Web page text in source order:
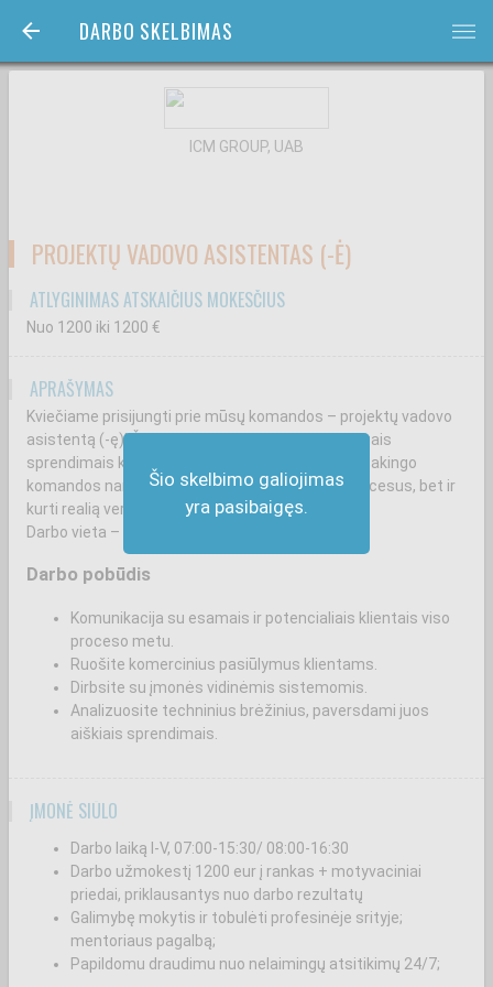
DARBO SKELBIMAS bars
Šio skelbimo galiojimas
yra pasibaigęs.
ICM GROUP, UAB
PROJEKTŲ VADOVO ASISTENTAS (-Ė)
ATLYGINIMAS ATSKAIČIUS MOKESČIUS
Nuo 1200 iki 1200 €
APRAŠYMAS
Kviečiame prisijungti prie mūsų komandos – projektų vadovo
asistentą (-ę)! Čia techninės žinios virsta vertingais
sprendimais klientams! Ieškome kruopštaus, atsakingo
komandos nario, kuri nori ne tik administruoti procesus, bet ir
kurti realią vertę klientui.
Darbo vieta – Naujoji Vilnia, Vilnius.
Darbo pobūdis
Komunikacija su esamais ir potencialiais klientais viso
proceso metu.
Ruošite komercinius pasiūlymus klientams.
Dirbsite su įmonės vidinėmis sistemomis.
Analizuosite techninius brėžinius, paversdami juos
aiškiais sprendimais.
ĮMONĖ SIŪLO
Darbo laiką I-V, 07:00-15:30/ 08:00-16:30
Darbo užmokestį 1200 eur į rankas + motyvaciniai
priedai, priklausantys nuo darbo rezultatų
Galimybę mokytis ir tobulėti profesinėje srityje;
mentoriaus pagalbą;
Papildomu draudimu nuo nelaimingų atsitikimų 24/7;